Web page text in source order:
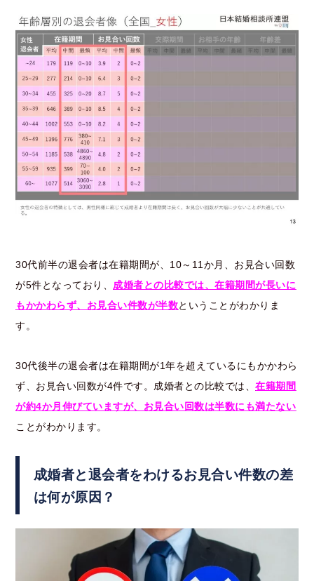
30代前半の退会者は在籍期間が、10～11か月、お見合い回数
が5件となっており、 成婚者との比較では、在籍期間が長いに
もかかわらず、お見合い件数が半数ということがわかりま
す。
30代後半の退会者は在籍期間が1年を超えているにもかかわら
ず、お見合い回数が4件です。成婚者との比較では、在籍期間
が約4か月伸びていますが、お見合い回数は半数にも満たない
ことがわかります。
成婚者と退会者をわけるお見合い件数の差
は何が原因？